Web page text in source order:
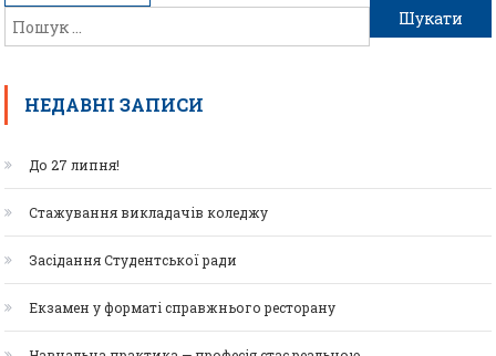
НЕДАВНІ ЗАПИСИ
До 27 липня!
Стажування викладачів коледжу
Засідання Студентської ради
Екзамен у форматі справжнього ресторану